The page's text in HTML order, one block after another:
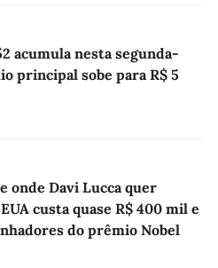
acumula nesta segunda-
principal sobe para R$ 5
onde Davi Lucca quer
custa quase R$ 400 mil e
do prêmio Nobel